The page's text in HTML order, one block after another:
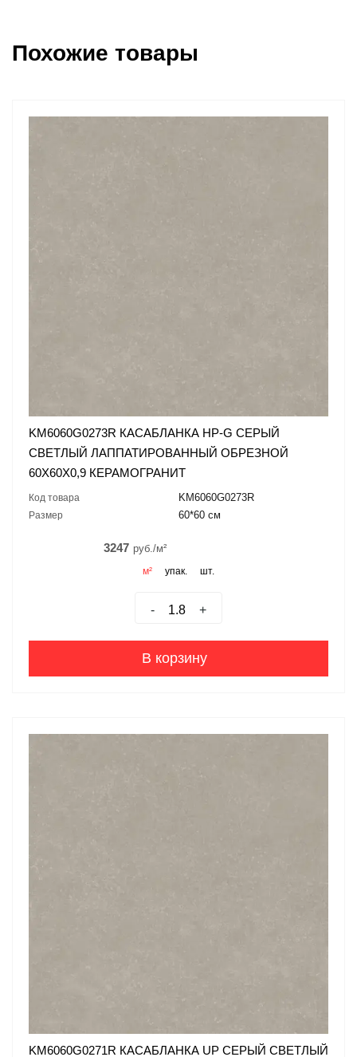
Похожие товары
KM6060G0273R КАСАБЛАНКА HP-G СЕРЫЙ
СВЕТЛЫЙ ЛАППАТИРОВАННЫЙ ОБРЕЗНОЙ
60X60X0,9 КЕРАМОГРАНИТ
Код товара KM6060G0273R
Размер 60*60 см
3247 руб./м²
м² упак. шт.
- +
В корзину
KM6060G0271R КАСАБЛАНКА UP СЕРЫЙ СВЕТЛЫЙ